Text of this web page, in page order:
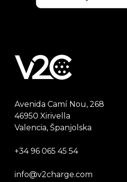
Avenida Camí Nou, 268
46950 Xirivella
Valencia, Španjolska
+34 96 065 45 54
info@v2charge.com